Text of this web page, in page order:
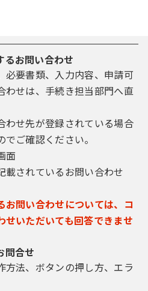
るお問い合わせ
必要書類、入力内容、申請可
わせは、手続き担当部門へ直
わせ先が登録されている場合
ご確認ください。
面
載されているお問い合わせ
問い合わせについては、コ
せいただいても回答できませ
問合せ
方法、ボタンの押し方、エラ